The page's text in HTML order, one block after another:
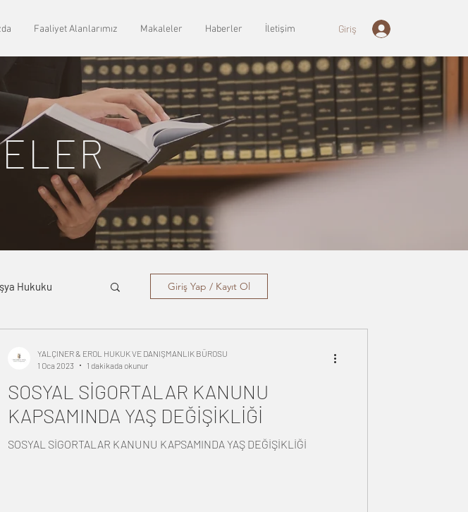
Faaliyet Alanlarımız Makaleler Haberler İletişim Giriş
Hukuku
Hukuku
Giriş Yap / Kayıt Ol
SOSYAL SİGORTALAR KANUNU
KAPSAMINDA YAŞ DEĞİŞİKLİĞİ
SOSYAL SİGORTALAR KANUNU KAPSAMINDA YAŞ DEĞİŞİKLİĞİ
YALÇINER & EROL HUKUK VE DANIŞMANLIK BÜROSU
1 Oca 2023
1 dakikada okunur